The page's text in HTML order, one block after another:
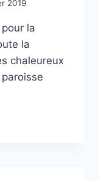
2019
la
la
chaleureux